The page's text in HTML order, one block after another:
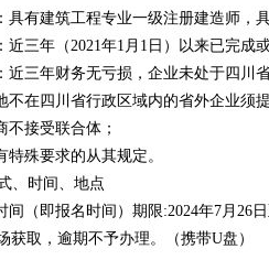
具有建筑工程专业一级注册建造师
近三年（2021年1月1日）以来已完成
近三年财务无亏损，企业未处于四
不在四川省行政区域内的省外企业
不接受联合体；
特殊要求的从其规定。
、时间、地点
间（即报名时间）期限:2024年7月26
获取，逾期不予办理。（携带U盘）